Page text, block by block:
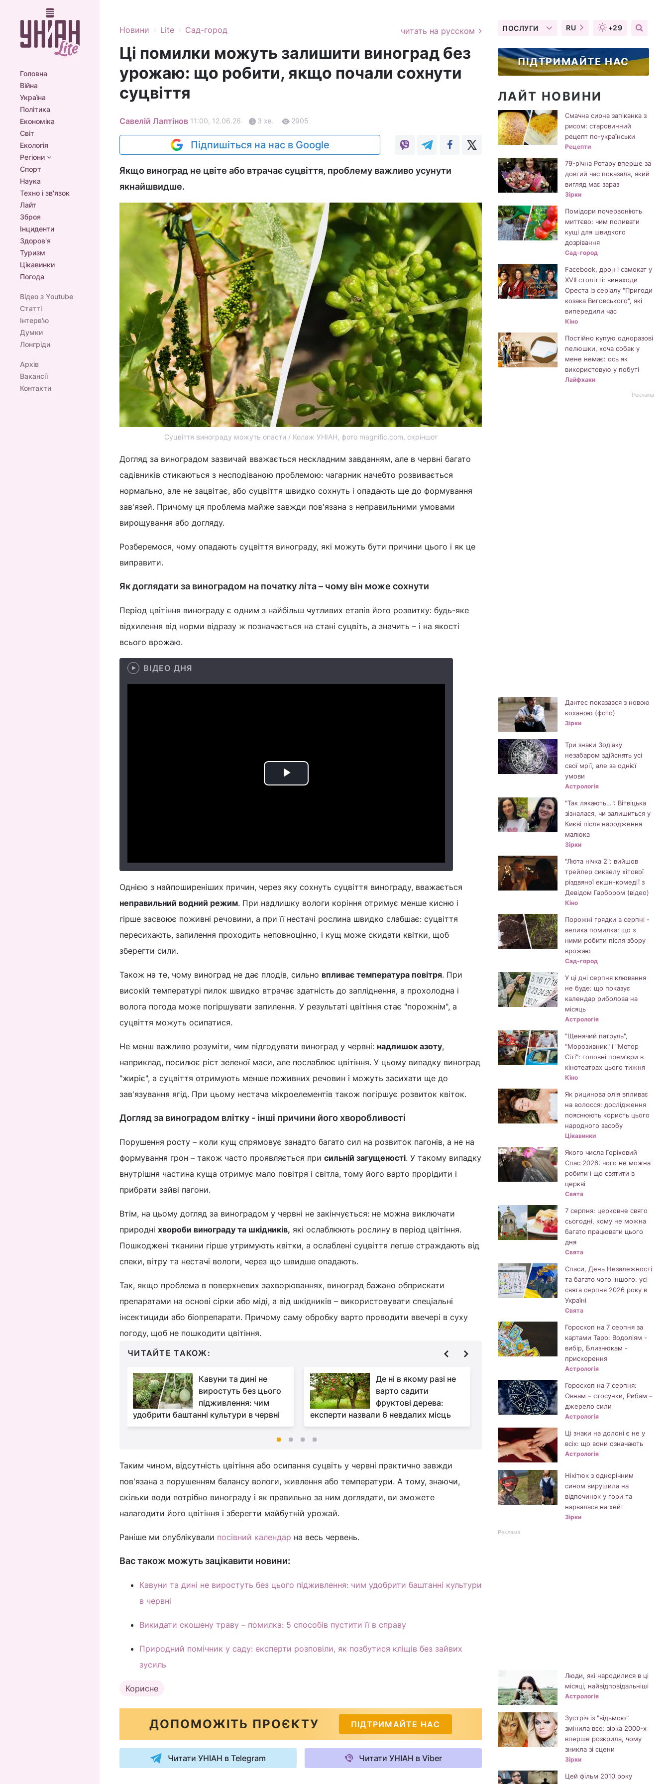
Головна
Війна
Україна
Політика
Економіка
Світ
Екологія
Регіони
Спорт
Наука
Техно і зв'язок
Лайт
Зброя
Інциденти
Здоров'я
Туризм
Цікавинки
Погода
Відео з Youtube
Статті
Інтерв'ю
Думки
Лонгріди
Архів
Вакансії
Контакти
Новини › Lite › Сад-город читать на русском
Ці помилки можуть залишити виноград без
урожаю: що робити, якщо почали сохнути
суцвіття
Савелій Лаптінов 11:00, 12.06.26 3 хв. 2905
Підпишіться на нас в Google
Якщо виноград не цвіте або втрачає суцвіття, проблему важливо усунути
якнайшвидше.
Суцвіття винограду можуть опасти / Колаж УНІАН, фото magnific.com, скріншот
Догляд за виноградом зазвичай вважається нескладним завданням, але в червні багато
садівників стикаються з несподіваною проблемою: чагарник начебто розвивається
нормально, але не зацвітає, або суцвіття швидко сохнуть і опадають ще до формування
зав'язей. Причому ця проблема майже завжди пов'язана з неправильними умовами
вирощування або догляду.
Розберемося, чому опадають суцвіття винограду, які можуть бути причини цього і як це
виправити.
Як доглядати за виноградом на початку літа – чому він може сохнути
Період цвітіння винограду є одним з найбільш чутливих етапів його розвитку: будь-яке
відхилення від норми відразу ж позначається на стані суцвіть, а значить – і на якості
всього врожаю.
ВІДЕО ДНЯ
Play
Однією з найпоширеніших причин, через яку сохнуть суцвіття винограду, вважається
неправильний водний режим. При надлишку вологи коріння отримує менше кисню і
гірше засвоює поживні речовини, а при її нестачі рослина швидко слабшає: суцвіття
пересихають, запилення проходить неповноцінно, і кущ може скидати квітки, щоб
зберегти сили.
Також на те, чому виноград не дає плодів, сильно впливає температура повітря. При
високій температурі пилок швидко втрачає здатність до запліднення, а прохолодна і
волога погода може погіршувати запилення. У результаті цвітіння стає "порожнім", а
суцвіття можуть осипатися.
Не менш важливо розуміти, чим підгодувати виноград у червні: надлишок азоту,
наприклад, посилює ріст зеленої маси, але послаблює цвітіння. У цьому випадку виноград
"жиріє", а суцвіття отримують менше поживних речовин і можуть засихати ще до
зав'язування ягід. При цьому нестача мікроелементів також погіршує розвиток квіток.
Догляд за виноградом влітку - інші причини його хворобливості
Порушення росту – коли кущ спрямовує занадто багато сил на розвиток пагонів, а не на
формування грон – також часто проявляється при сильній загущеності. У такому випадку
внутрішня частина куща отримує мало повітря і світла, тому його варто прорідити і
прибрати зайві пагони.
Втім, на цьому догляд за виноградом у червні не закінчується: не можна виключати
природні хвороби винограду та шкідників, які ослаблюють рослину в період цвітіння.
Пошкоджені тканини гірше утримують квітки, а ослаблені суцвіття легше страждають від
спеки, вітру та нестачі вологи, через що швидше опадають.
Так, якщо проблема в поверхневих захворюваннях, виноград бажано обприскати
препаратами на основі сірки або міді, а від шкідників – використовувати спеціальні
інсектициди або біопрепарати. Причому саму обробку варто проводити ввечері в суху
погоду, щоб не пошкодити цвітіння.
ЧИТАЙТЕ ТАКОЖ:
Кавуни та дині не
виростуть без цього
підживлення: чим
удобрити баштанні культури в червні
Де ні в якому разі не
варто садити
фруктові дерева:
експерти назвали 6 невдалих місць
У яблуках не буде
жодного черв'яка:
чим обприскати
дерево в червні
Таким чином, відсутність цвітіння або осипання суцвіть у червні практично завжди
пов'язана з порушенням балансу вологи, живлення або температури. А тому, знаючи,
скільки води потрібно винограду і як правильно за ним доглядати, ви зможете
налагодити його цвітіння і зберегти майбутній урожай.
Раніше ми опублікували посівний календар на весь червень.
Вас також можуть зацікавити новини:
Кавуни та дині не виростуть без цього підживлення: чим удобрити баштанні культури
в червні
Викидати скошену траву – помилка: 5 способів пустити її в справу
Природний помічник у саду: експерти розповіли, як позбутися кліщів без зайвих
зусиль
Корисне
ДОПОМОЖІТЬ ПРОЄКТУ ПІДТРИМАЙТЕ НАС
Читати УНІАН в Telegram Читати УНІАН в Viber
ПОСЛУГИ RU +29
ПІДТРИМАЙТЕ НАС
ЛАЙТ НОВИНИ
Смачна сирна запіканка з
рисом: старовинний
рецепт по-українськи
Рецепти
79-річна Ротару вперше за
довгий час показала, який
вигляд має зараз
Зірки
Помідори почервоніють
миттєво: чим поливати
кущі для швидкого
дозрівання
Сад-город
Facebook, дрон і самокат у
XVII столітті: винаходи
Ореста із серіалу "Пригоди
козака Виговського", які
випередили час
Кіно
Постійно купую одноразові
пелюшки, хоча собак у
мене немає: ось як
використовую у побуті
Лайфхаки
Реклама
Дантес показався з новою
коханою (фото)
Зірки
Три знаки Зодіаку
незабаром здійснять усі
свої мрії, але за однієї
умови
Астрологія
"Так лякають…": Вітвіцька
зізналася, чи залишиться у
Києві після народження
малюка
Зірки
"Люта нічка 2": вийшов
трейлер сиквелу хітової
різдвяної екшн-комедії з
Девідом Гарбором (відео)
Кіно
Порожні грядки в серпні -
велика помилка: що з
ними робити після збору
врожаю
Сад-город
У ці дні серпня клювання
не буде: що показує
календар риболова на
місяць
Астрологія
"Щенячий патруль",
"Морозивник" і "Мотор
Сіті": головні прем'єри в
кінотеатрах цього тижня
Кіно
Як рицинова олія впливає
на волосся: дослідження
пояснюють користь цього
народного засобу
Цікавинки
Якого числа Горіховий
Спас 2026: чого не можна
робити і що святити в
церкві
Свята
7 серпня: церковне свято
сьогодні, кому не можна
багато працювати цього
дня
Свята
Спаси, День Незалежності
та багато чого іншого: усі
свята серпня 2026 року в
Україні
Свята
Гороскоп на 7 серпня за
картами Таро: Водоліям -
вибір, Близнюкам -
прискорення
Астрологія
Гороскоп на 7 серпня:
Овнам – стосунки, Рибам –
джерело сили
Астрологія
Ці знаки на долоні є не у
всіх: що вони означають
Астрологія
Нікітюк з однорічним
сином вирушила на
відпочинок у гори та
нарвалася на хейт
Зірки
Реклама
Люди, які народилися в ці
місяці, найвідповідальніші
Астрологія
Зустріч із "відьмою"
змінила все: зірка 2000-х
вперше розкрила, чому
зникла зі сцени
Зірки
Цей фільм 2010 року